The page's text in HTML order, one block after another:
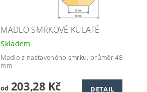
MADLO SMRKOVÉ KULATÉ
Skladem
Madlo z nastaveného smrku, průměr 48
mm
od203,28 Kč DETAIL